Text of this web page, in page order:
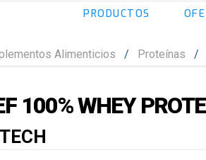
PRODUCTOS
Alimenticios Proteínas
100% WHEY